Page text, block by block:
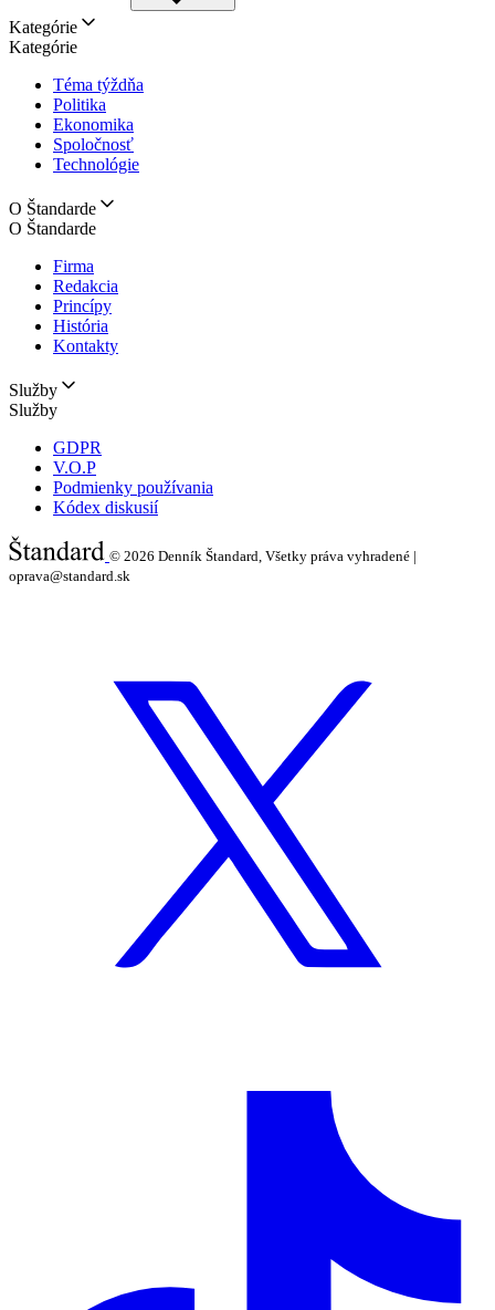
Kategórie
Kategórie
Téma týždňa
Politika
Ekonomika
Spoločnosť
Technológie
O Štandarde
O Štandarde
Firma
Redakcia
Princípy
História
Kontakty
Služby
Služby
GDPR
V.O.P
Podmienky používania
Kódex diskusií
© 2026 Denník Štandard, Všetky práva vyhradené |
oprava@standard.sk